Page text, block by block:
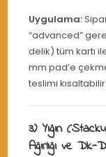
Uygulama:
“advanced”
delik) tüm kartı
mm pad’e
teslimi kısaltabilir.
3) Yığın
Ağırlığı ve Dk-